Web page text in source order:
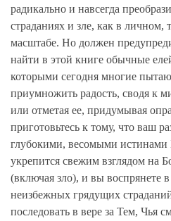
радикально и навсегда
страданиях и зле, как в личном,
масштабе. Но должен
найти в этой книге обычные
которыми сегодня многие
приумножить радость, сводя к
или отметая ее, придумывая
приготовьтесь к тому, что ваш
глубокими, весомыми истинами
укрепится свежим взглядом на
(включая зло), и вы воспрянете
неизбежных грядущих
последовать в вере за Тем, Чья